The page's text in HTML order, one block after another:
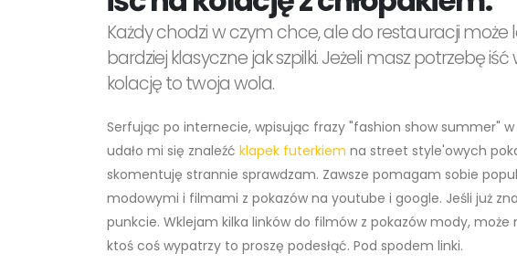
Każdy chodzi w czym chce, ale do restauracji może
bardziej klasyczne jak szpilki. Jeżeli masz potrzebę
kolację to twoja wola.
Serfując po internecie, wpisując frazy "fashion show summer"
udało mi się znaleźć klapek futerkiem na street style'owych
skomentuję strannie sprawdzam. Zawsze pomagam sobie
modowymi i filmami z pokazów na youtube i google. Jeśli już
punkcie. Wklejam kilka linków do filmów z pokazów mody, może
ktoś coś wypatrzy to proszę podesłąć. Pod spodem linki.